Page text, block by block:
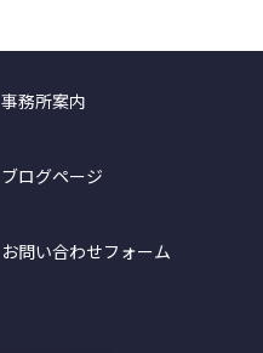
事務所案内
ブログページ
お問い合わせフォーム